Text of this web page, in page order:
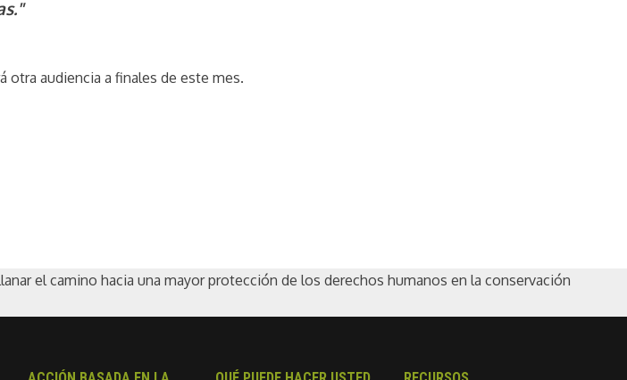
otra audiencia a finales de este mes.
el camino hacia una mayor protección de los derechos humanos en la conservación